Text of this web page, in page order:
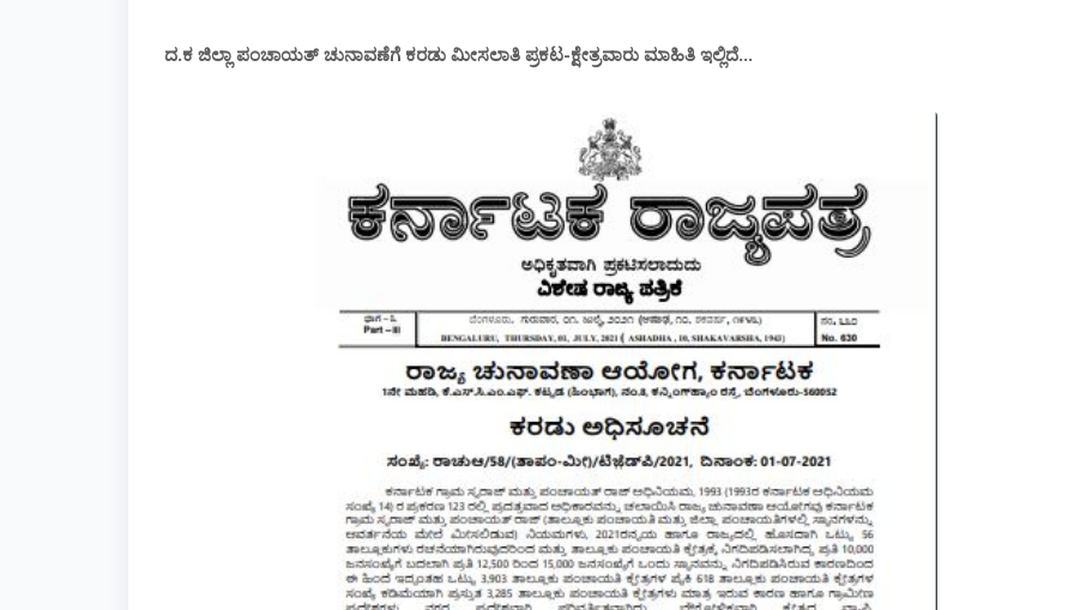
ದ.ಕ ಜಿಲ್ಲಾ ಪಂಚಾಯತ್ ಚುನಾವಣೆಗೆ ಕರಡು ಮೀಸಲಾತಿ ಪ್ರಕಟ-ಕ್ಷೇತ್ರವಾರು ಮಾಹಿತಿ ಇಲ್ಲಿದೆ...